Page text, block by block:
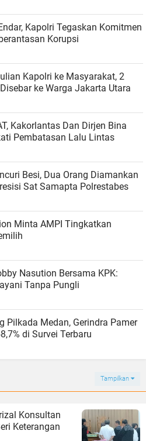
Kapolri Tegaskan Komitmen
Korupsi
Kapolri ke Masyarakat, 2
ke Warga Jakarta Utara
Kakorlantas Dan Dirjen Bina
Pembatasan Lalu Lintas
Besi, Dua Orang Diamankan
Sat Samapta Polrestabes
Minta AMPI Tingkatkan
Nasution Bersama KPK:
Tanpa Pungli
Pilkada Medan, Gerindra Pamer
di Survei Terbaru
Tampilkan
Konsultan
Keterangan